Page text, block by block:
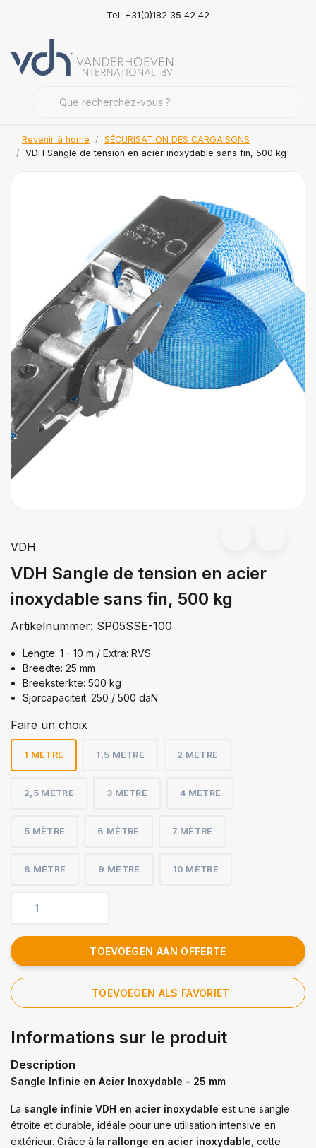
Tel: +31(0)182 35 42 42
Revenir à home
SÉCURISATION DES CARGAISONS
VDH Sangle de tension en acier inoxydable sans fin, 500 kg
VDH
VDH Sangle de tension en acier
inoxydable sans fin, 500 kg
Artikelnummer: SP05SSE-100
Lengte: 1 - 10 m / Extra: RVS
Breedte: 25 mm
Breeksterkte: 500 kg
Sjorcapaciteit: 250 / 500 daN
Faire un choix
1 MÈTRE 1,5 MÈTRE 2 MÈTRE
2,5 MÈTRE 3 MÈTRE 4 MÈTRE
5 MÈTRE 6 MÈTRE 7 MÈTRE
8 MÈTRE 9 MÈTRE 10 MÈTRE
TOEVOEGEN AAN OFFERTE
TOEVOEGEN ALS FAVORIET
Informations sur le produit
Description
Sangle Infinie en Acier Inoxydable – 25 mm
La sangle infinie VDH en acier inoxydable est une sangle
étroite et durable, idéale pour une utilisation intensive en
extérieur. Grâce à la rallonge en acier inoxydable , cette